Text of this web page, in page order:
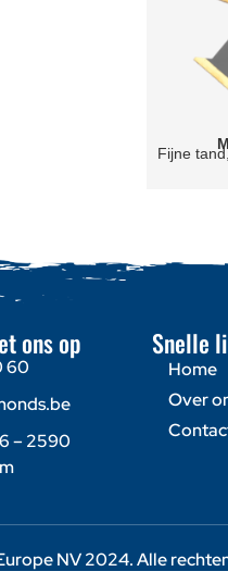
Fijne
ons op
60
– 2590
Snelle
Home
Over
NV 2024. Alle